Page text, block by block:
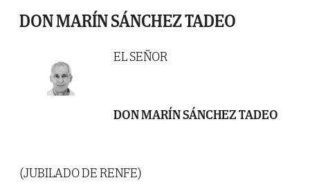
DON MARÍN SÁNCHEZ TADEO
EL SEÑOR
DON MARÍN SÁNCHEZ TADEO
(JUBILADO DE RENFE)